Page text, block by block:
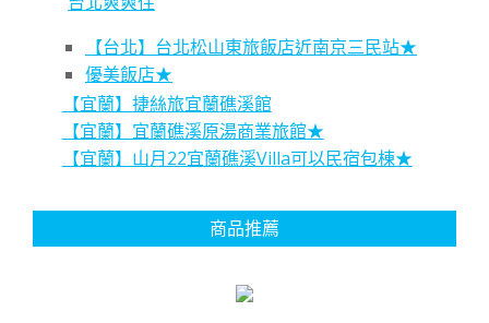
【台北】台北松山東旅飯店近南京三民站★
優美飯店★
【宜蘭】捷絲旅宜蘭礁溪館
【宜蘭】宜蘭礁溪原湯商業旅館★
【宜蘭】山月22宜蘭礁溪Villa可以民宿包棟★
商品推薦